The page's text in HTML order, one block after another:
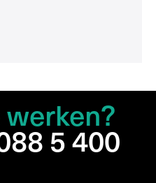
5 400